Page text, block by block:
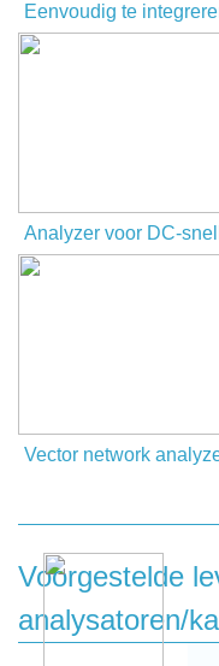
Eenvoudig te
Analyzer voor DC-
Vector network
Voorgestelde
analysatoren/